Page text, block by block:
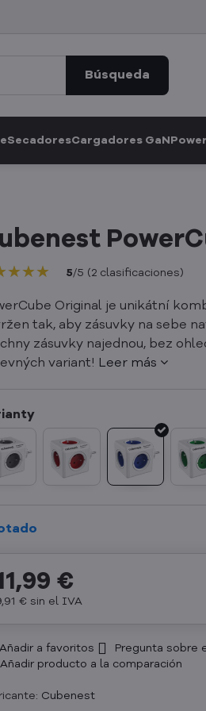
Búsqueda
SecadoresCargadores GaN
5/5 (2 clasificaciones)
Original je unikátní
tak, aby zásuvky na sebe
zásuvky najednou, bez
variant! Leer más
€
€ sin el IVA
Añadir a favoritos Pregunta sobre
Cubenest